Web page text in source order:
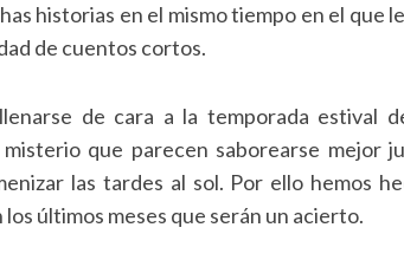
historias en el mismo tiempo en el que
de cuentos cortos.
de cara a la temporada estival
que parecen saborearse mejor
las tardes al sol. Por ello hemos
los últimos meses que serán un acierto.